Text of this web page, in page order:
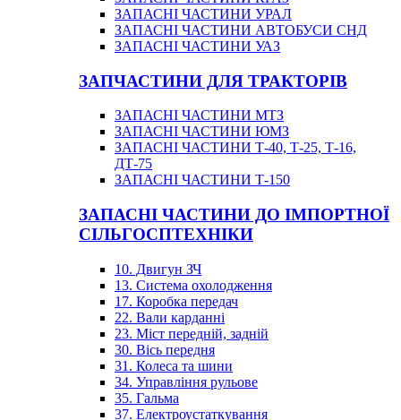
ЗАПАСНІ ЧАСТИНИ УРАЛ
ЗАПАСНІ ЧАСТИНИ АВТОБУСИ СНД
ЗАПАСНІ ЧАСТИНИ УАЗ
ЗАПЧАСТИНИ ДЛЯ ТРАКТОРІВ
ЗАПАСНІ ЧАСТИНИ МТЗ
ЗАПАСНІ ЧАСТИНИ ЮМЗ
ЗАПАСНІ ЧАСТИНИ Т-40, Т-25, Т-16,
ДТ-75
ЗАПАСНІ ЧАСТИНИ Т-150
ЗАПАСНІ ЧАСТИНИ ДО ІМПОРТНОЇ
СІЛЬГОСПТЕХНІКИ
10. Двигун ЗЧ
13. Система охолодження
17. Коробка передач
22. Вали карданні
23. Міст передній, задній
30. Вісь передня
31. Колеса та шини
34. Управління рульове
35. Гальма
37. Електроустаткування